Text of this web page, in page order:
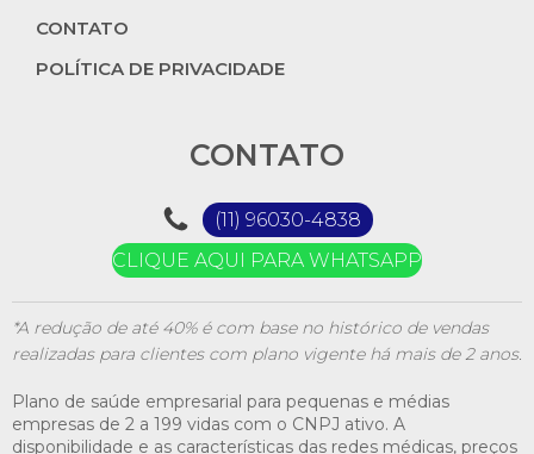
CONTATO
POLÍTICA DE PRIVACIDADE
CONTATO
(11) 96030-4838
CLIQUE AQUI PARA WHATSAPP
*A redução de até 40% é com base no histórico de vendas
realizadas para clientes com plano vigente há mais de 2 anos.
Plano de saúde empresarial para pequenas e médias
empresas de 2 a 199 vidas com o CNPJ ativo. A
disponibilidade e as características das redes médicas, preços